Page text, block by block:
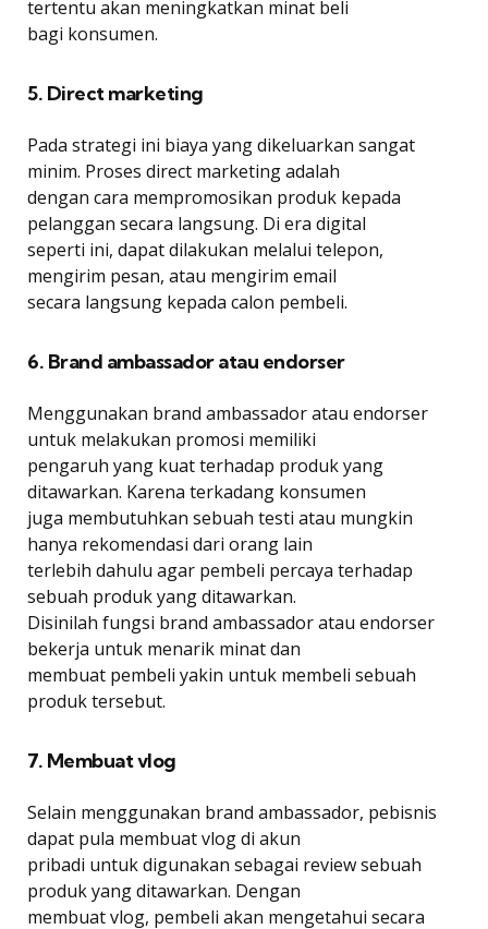
tertentu akan meningkatkan minat beli
bagi konsumen.
5. Direct marketing
Pada strategi ini biaya yang dikeluarkan sangat
minim. Proses direct marketing adalah
dengan cara mempromosikan produk kepada
pelanggan secara langsung. Di era digital
seperti ini, dapat dilakukan melalui telepon,
mengirim pesan, atau mengirim email
secara langsung kepada calon pembeli.
6. Brand ambassador atau endorser
Menggunakan brand ambassador atau endorser
untuk melakukan promosi memiliki
pengaruh yang kuat terhadap produk yang
ditawarkan. Karena terkadang konsumen
juga membutuhkan sebuah testi atau mungkin
hanya rekomendasi dari orang lain
terlebih dahulu agar pembeli percaya terhadap
sebuah produk yang ditawarkan.
Disinilah fungsi brand ambassador atau endorser
bekerja untuk menarik minat dan
membuat pembeli yakin untuk membeli sebuah
produk tersebut.
7. Membuat vlog
Selain menggunakan brand ambassador, pebisnis
dapat pula membuat vlog di akun
pribadi untuk digunakan sebagai review sebuah
produk yang ditawarkan. Dengan
membuat vlog, pembeli akan mengetahui secara